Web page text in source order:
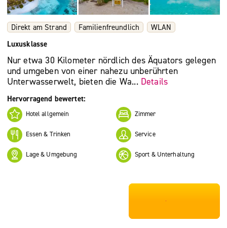
Direkt am Strand Familienfreundlich
WLAN
Luxusklasse
Nur etwa 30 Kilometer nördlich des Äquators gelegen
und umgeben von einer nahezu unberührten
Unterwasserwelt, bieten die Wa... Details
Hervorragend bewertet:
Hotel allgemein Zimmer
Essen & Trinken Service
Lage & Umgebung Sport & Unterhaltung
***************